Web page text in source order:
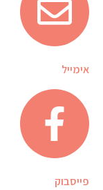
אימייל
פייסבוק